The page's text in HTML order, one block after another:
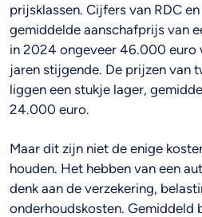
prijsklassen. Cijfers van RDC
gemiddelde aanschafprijs van
in 2024 ongeveer 46.000 euro
jaren stijgende. De prijzen van
liggen een stukje lager,
24.000 euro.
Maar dit zijn niet de enige
houden. Het hebben van een
denk aan de verzekering,
onderhoudskosten. Gemiddeld